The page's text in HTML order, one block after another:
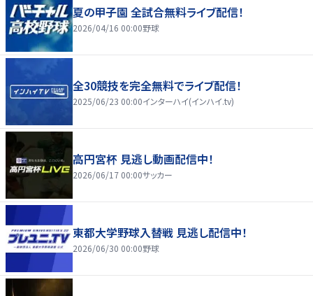
夏の甲子園 全試合無料ライブ配信！
2026/04/16 00:00野球
全30競技を完全無料でライブ配信！
2025/06/23 00:00インターハイ(インハイ.tv)
高円宮杯 見逃し動画配信中！
2026/06/17 00:00サッカー
東都大学野球入替戦 見逃し配信中！
2026/06/30 00:00野球